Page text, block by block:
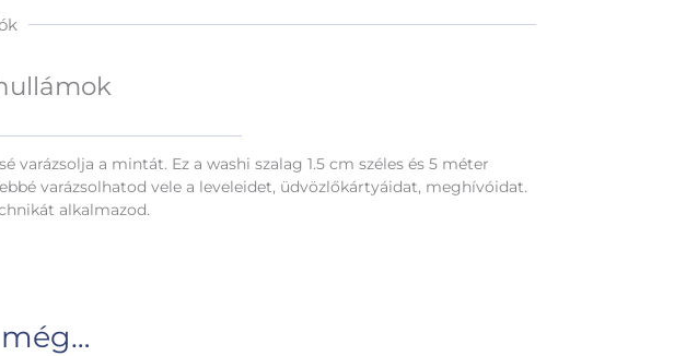
a mintát. Ez a washi szalag 1.5 cm széles és 5 méter
varázsolhatod vele a leveleidet, üdvözlőkártyáidat, meghívóidat.
alkalmazod.